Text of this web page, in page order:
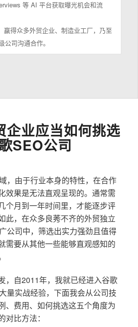
等 AI 平台获取曝光机会和流
赢得众多外贸企业、制造业工厂，乃至
公司沟通合作。
企业应当如何挑选
SEO公司
，由于行业本身的特性，在合作
效果是无法直观呈现的。通常需
个月到一年时间里，才能逐步评
此，在众多良莠不齐的外贸独立
公司中，筛选出实力强劲且值得
需要从其他一些能够直观感知的
，自2011年，我就已经进入谷歌
量实战经验，下面我会从公司技
、费用、如何挑选这五个角度为
比方法：